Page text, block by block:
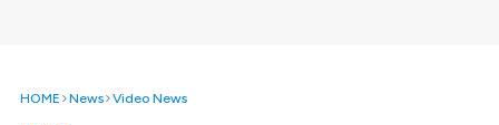
HOME News Video News